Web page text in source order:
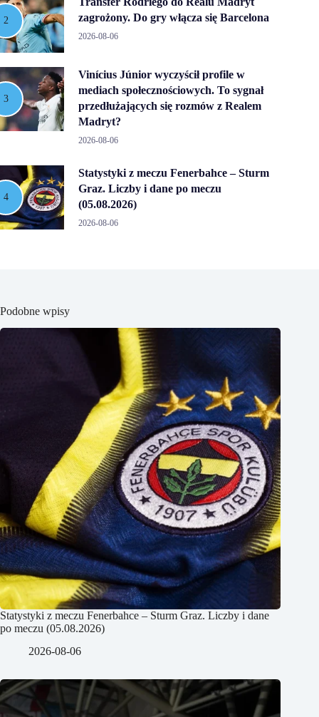
zagrożony. Do gry włącza się Barcelona
2026-08-06
Vinícius Júnior wyczyścił profile w
mediach społecznościowych. To sygnał
przedłużających się rozmów z Realem
Madryt?
2026-08-06
Statystyki z meczu Fenerbahce – Sturm
Graz. Liczby i dane po meczu
(05.08.2026)
2026-08-06
Podobne wpisy
Statystyki z meczu Fenerbahce – Sturm Graz. Liczby i dane
po meczu (05.08.2026)
2026-08-06